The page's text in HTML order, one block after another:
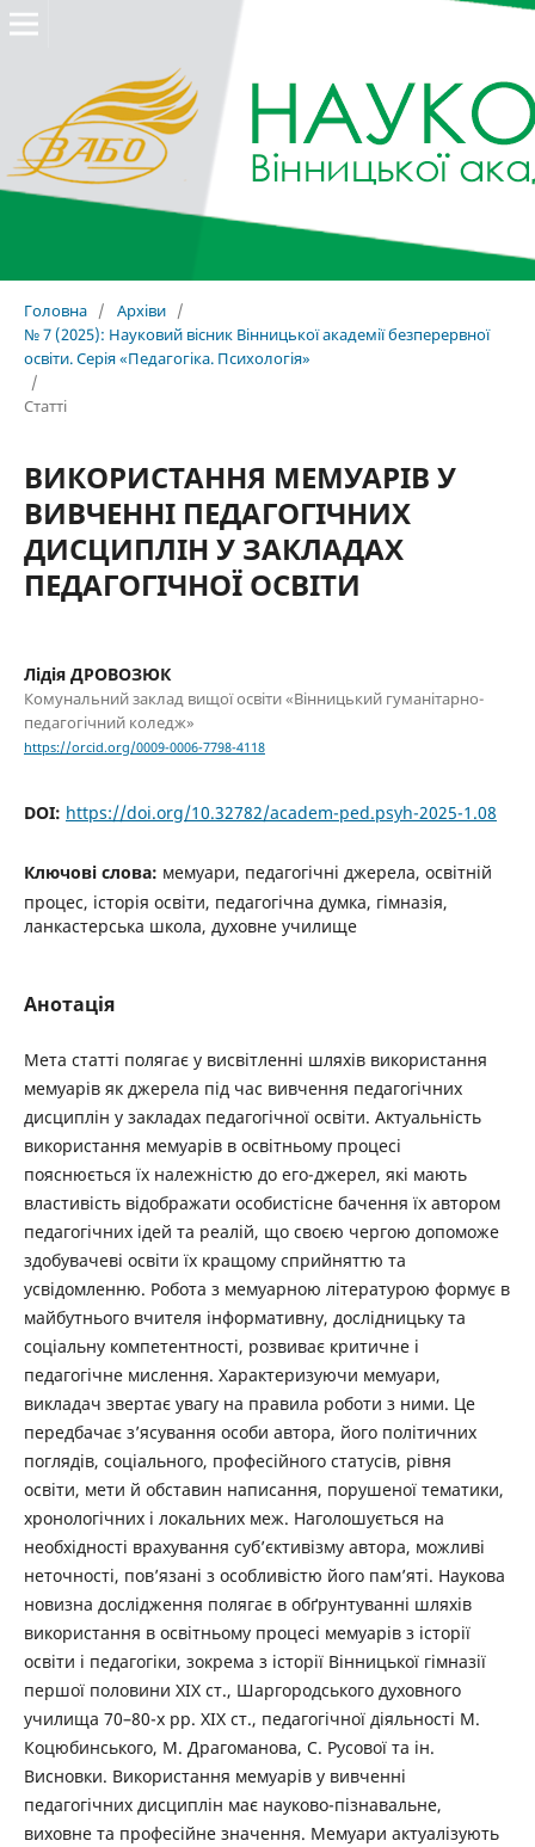
Головна / Архіви /
№ 7 (2025): Науковий вісник Вінницької академії безперервної
освіти. Серія «Педагогіка. Психологія»
/
Статті
ВИКОРИСТАННЯ МЕМУАРІВ У
ВИВЧЕННІ ПЕДАГОГІЧНИХ
ДИСЦИПЛІН У ЗАКЛАДАХ
ПЕДАГОГІЧНОЇ ОСВІТИ
Лідія ДРОВОЗЮК
Комунальний заклад вищої освіти «Вінницький гуманітарно-
педагогічний коледж»
https://orcid.org/0009-0006-7798-4118
DOI: https://doi.org/10.32782/academ-ped.psyh-2025-1.08
Ключові слова: мемуари, педагогічні джерела, освітній
процес, історія освіти, педагогічна думка, гімназія,
ланкастерська школа, духовне училище
Анотація
Мета статті полягає у висвітленні шляхів використання
мемуарів як джерела під час вивчення педагогічних
дисциплін у закладах педагогічної освіти. Актуальність
використання мемуарів в освітньому процесі
пояснюється їх належністю до его-джерел, які мають
властивість відображати особистісне бачення їх автором
педагогічних ідей та реалій, що своєю чергою допоможе
здобувачеві освіти їх кращому сприйняттю та
усвідомленню. Робота з мемуарною літературою формує в
майбутнього вчителя інформативну, дослідницьку та
соціальну компетентності, розвиває критичне і
педагогічне мислення. Характеризуючи мемуари,
викладач звертає увагу на правила роботи з ними. Це
передбачає з’ясування особи автора, його політичних
поглядів, соціального, професійного статусів, рівня
освіти, мети й обставин написання, порушеної тематики,
хронологічних і локальних меж. Наголошується на
необхідності врахування суб’єктивізму автора, можливі
неточності, пов’язані з особливістю його пам’яті. Наукова
новизна дослідження полягає в обґрунтуванні шляхів
використання в освітньому процесі мемуарів з історії
освіти і педагогіки, зокрема з історії Вінницької гімназії
першої половини ХІХ ст., Шаргородського духовного
училища 70–80-х рр. ХІХ ст., педагогічної діяльності М.
Коцюбинського, М. Драгоманова, С. Русової та ін.
Висновки. Використання мемуарів у вивченні
педагогічних дисциплін має науково-пізнавальне,
виховне та професійне значення. Мемуари актуалізують